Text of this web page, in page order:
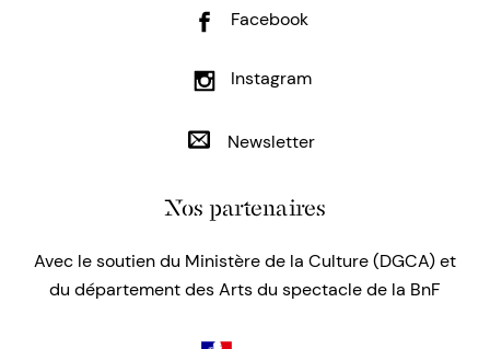
Facebook
Instagram
Newsletter
Nos partenaires
Avec le soutien du Ministère de la Culture (DGCA) et
du département des Arts du spectacle de la BnF